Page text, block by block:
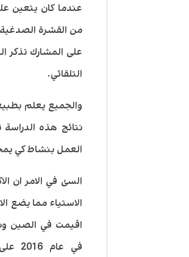
عندما كان يتعين
من القشرة
على المشارك تذكر
التلقائي.
والجميع يعلم
نتائج هذه
العمل بنشاط كي
السئ في الامر ان
الاستياء مما يضع